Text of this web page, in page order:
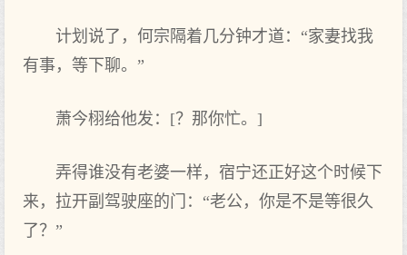
计划说了，何宗隔着几分钟才道：“家妻找我
有事，等下‌聊。”
萧今栩给他‌发：[？那你忙。]
弄得‌谁没有老婆一样，宿宁还正好这‌个时候下‌
来，拉开副驾驶座的‌门：“老公，你是不是等很久
了？”